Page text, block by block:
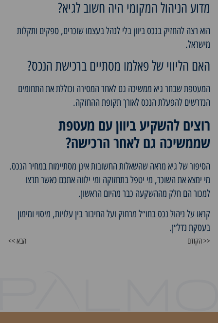
מדוע הניהול המקומי היה חשוב לגיא?
הוא רצה להחזיק בנכס ביוון בלי לנהל בעצמו שוכרים, ספקים ותקלות
מישראל.
האם הליווי של פאלמו מסתיים ברכישת הנכס?
המעטפת שבחר גיא ממשיכה גם לאחר המסירה וכוללת את התחומים
הנדרשים להפעלת הנכס לאורך תקופת ההחזקה.
רוצים להשקיע ביוון עם מעטפת
שממשיכה גם לאחר הרכישה?
הסיפור של גיא מראה שהשאלות החשובות אינן מסתיימות במחיר הנכס.
מי ימצא את השוכר, מי יטפל בתחזוקה ומי ילווה אתכם כאשר תרצו
למכור הם חלק מההשקעה כבר מהיום הראשון.
קראו על ניהול נכס בחו״ל מרחוק ועל החיבור בין עלויות, מיסוי ומימון
בעסקת נדל״ן.
<< הקודם הבא >>